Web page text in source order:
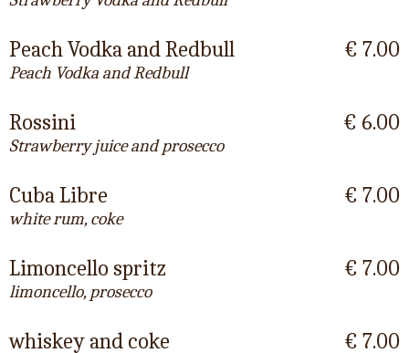
Peach Vodka and Redbull
Peach Vodka and Redbull
€ 7.00
Rossini
Strawberry juice and prosecco
€ 6.00
Cuba Libre
white rum, coke
€ 7.00
Limoncello spritz
limoncello, prosecco
€ 7.00
whiskey and coke € 7.00